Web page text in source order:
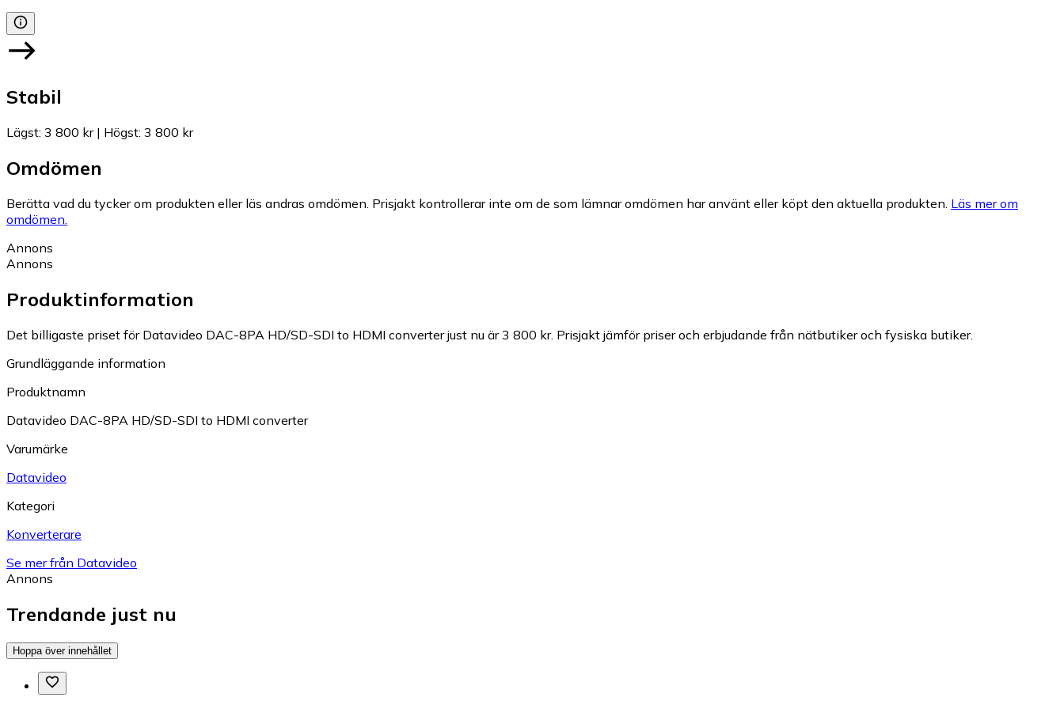
Stabil
Lägst: 3 800 kr| Högst: 3 800 kr
Omdömen
Berätta vad du tycker om produkten eller läs andras omdömen. Prisjakt kontrollerar inte om de som lämnar omdömen har använt eller köpt den aktuella produkten. Läs mer om
omdömen.
Annons
Annons
Produktinformation
Det billigaste priset för Datavideo DAC-8PA HD/SD-SDI to HDMI converter just nu är 3 800 kr. Prisjakt jämför priser och erbjudande från nätbutiker och fysiska butiker.
Grundläggande information
Produktnamn
Datavideo DAC-8PA HD/SD-SDI to HDMI converter
Varumärke
Datavideo
Kategori
Konverterare
Se mer från Datavideo
Annons
Trendande just nu
Hoppa över innehållet